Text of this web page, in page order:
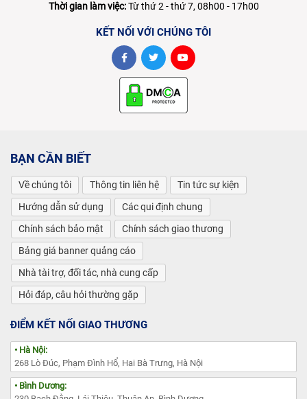
Thời gian làm việc:Từ thứ 2 - thứ 7, 08h00 - 17h00
KẾT NỐI VỚI CHÚNG TÔI
BẠN CẦN BIẾT
Về chúng tôi Thông tin liên hệ
Tin tức sự kiện
Hướng dẫn sử dụng
Các qui định chung
Chính sách bảo mật
Chính sách giao thương
Bảng giá banner quảng cáo
Nhà tài trợ, đối tác, nhà cung cấp
Hỏi đáp, câu hỏi thường gặp
ĐIỂM KẾT NỐI GIAO THƯƠNG
• Hà Nội:
268 Lò Đúc, Phạm Đình Hổ, Hai Bà Trưng, Hà Nội
• Bình Dương: